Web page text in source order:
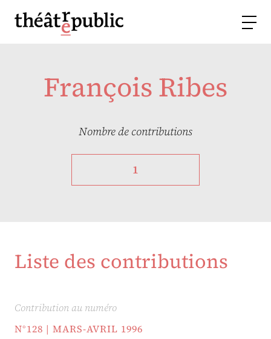
François Ribes
Nombre de contributions
1
Liste des contributions
Contribution au numéro
N°128 | MARS-AVRIL 1996